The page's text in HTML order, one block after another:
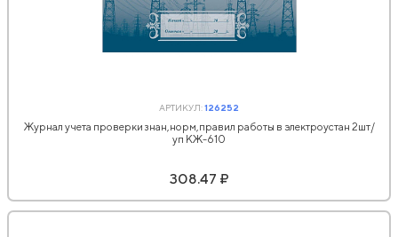
АРТИКУЛ:126252
Журнал учета проверки знан,норм,правил работы в электроустан 2шт/
уп КЖ-610
308.47 ₽